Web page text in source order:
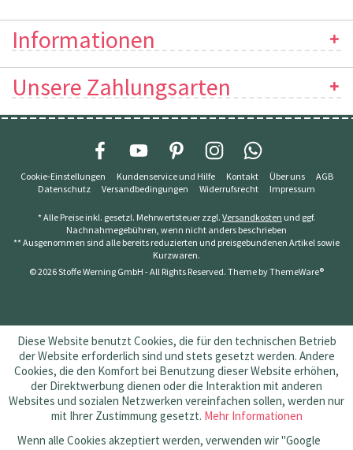
Informationen
Unsere Zahlungsarten
Cookie-Einstellungen Kundenservice und Hilfe Kontakt Über uns
AGB
Datenschutz
Versandbedingungen Widerrufsrecht Impressum
* Alle Preise inkl. gesetzl. Mehrwertsteuer zzgl. Versandkosten und ggf.
Nachnahmegebühren, wenn nicht anders beschrieben
** Ausgenommen sind alle bereits reduzierten und preisgebundenen Artikel sowie
Kurzwaren.
© 2026 Stoffe Werning GmbH - All Rights Reserved. Theme byThemeWare®
Diese Website benutzt Cookies, die für den technischen Betrieb
der Website erforderlich sind und stets gesetzt werden. Andere
Cookies, die den Komfort bei Benutzung dieser Website erhöhen,
der Direktwerbung dienen oder die Interaktion mit anderen
Websites und sozialen Netzwerken vereinfachen sollen, werden nur
mit Ihrer Zustimmung gesetzt. Mehr Informationen
Wenn alle Cookies akzeptiert werden, verwenden wir "Google